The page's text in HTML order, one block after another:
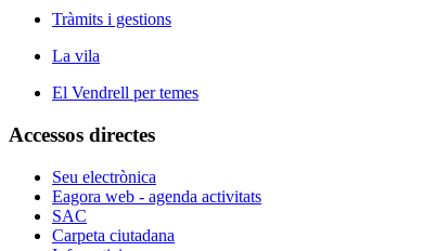
Tràmits i gestions
La vila
El Vendrell per temes
Accessos directes
Seu electrònica
Eagora web - agenda activitats
SAC
Carpeta ciutadana